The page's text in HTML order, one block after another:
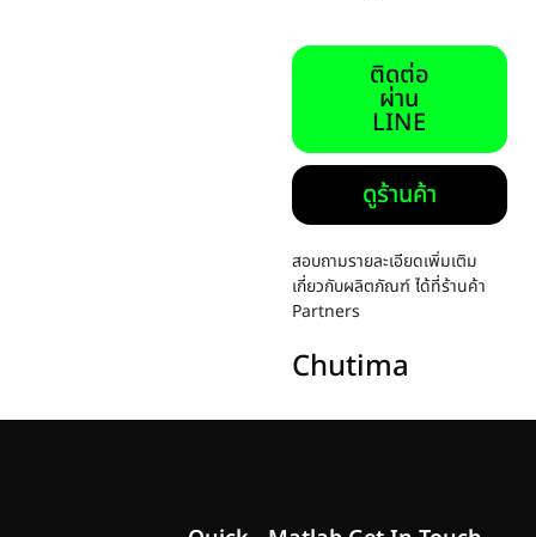
ติดต่อ
ผ่าน
LINE
ดูร้านค้า
สอบถามรายละเอียดเพิ่มเติม
เกี่ยวกับผลิตภัณฑ์ ได้ที่ร้านค้า
Partners
Chutima